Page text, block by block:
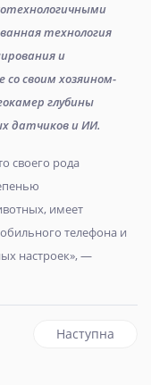
технология
и
своим хозяином-
глубины
датчиков и ИИ.
своего рода
имеет
телефона и
настроек», —
поговорив із
наступна
Наступна